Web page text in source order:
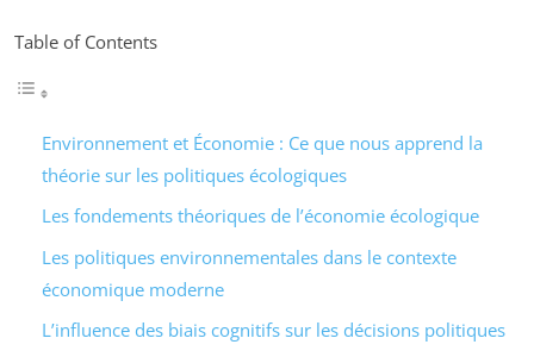
Table of Contents
Environnement et Économie : Ce que nous apprend la
théorie sur les politiques écologiques
Les fondements théoriques de l’économie écologique
Les politiques environnementales dans le contexte
économique moderne
L’influence des biais cognitifs sur les décisions politiques